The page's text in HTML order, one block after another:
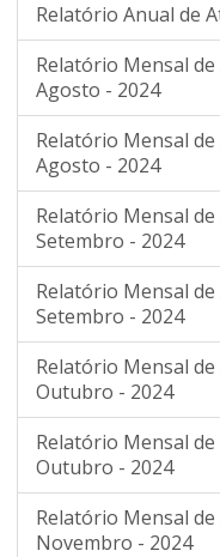
Relatório Anual de
Relatório Mensal
Agosto - 2024
Relatório Mensal
Agosto - 2024
Relatório Mensal
Setembro - 2024
Relatório Mensal
Setembro - 2024
Relatório Mensal
Outubro - 2024
Relatório Mensal
Outubro - 2024
Relatório Mensal
Novembro - 2024